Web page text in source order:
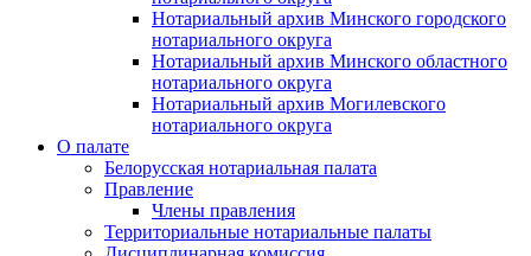
Нотариальный архив Минского городского
нотариального округа
Нотариальный архив Минского областного
нотариального округа
Нотариальный архив Могилевского
нотариального округа
О палате
Белорусская нотариальная палата
Правление
Члены правления
Территориальные нотариальные палаты